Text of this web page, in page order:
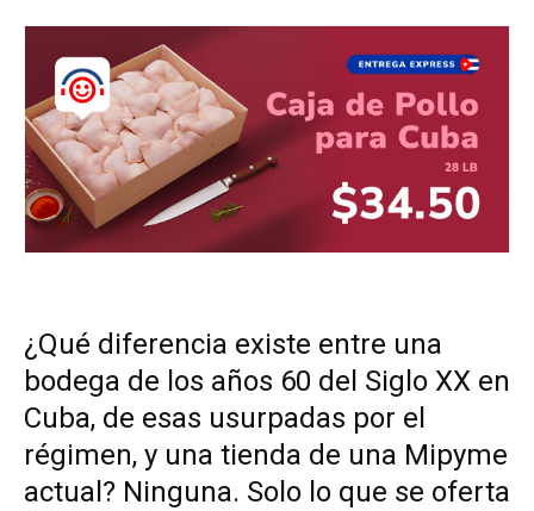
¿Qué diferencia existe entre una
bodega de los años 60 del Siglo XX en
Cuba, de esas usurpadas por el
régimen, y una tienda de una Mipyme
actual? Ninguna. Solo lo que se oferta